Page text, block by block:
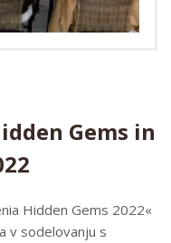
Gems in
Hidden Gems 2022«
v sodelovanju s